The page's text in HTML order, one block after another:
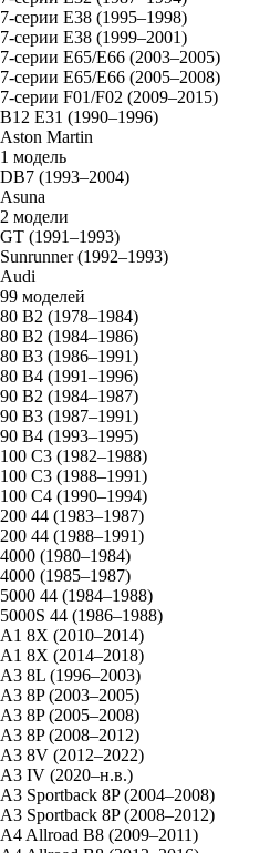
7-серии E38 (1995–1998)
7-серии E38 (1999–2001)
7-серии E65/E66 (2003–2005)
7-серии E65/E66 (2005–2008)
7-серии F01/F02 (2009–2015)
B12 E31 (1990–1996)
Aston Martin
1 модель
DB7 (1993–2004)
Asuna
2 модели
GT (1991–1993)
Sunrunner (1992–1993)
Audi
99 моделей
80 B2 (1978–1984)
80 B2 (1984–1986)
80 B3 (1986–1991)
80 B4 (1991–1996)
90 B2 (1984–1987)
90 B3 (1987–1991)
90 B4 (1993–1995)
100 C3 (1982–1988)
100 C3 (1988–1991)
100 C4 (1990–1994)
200 44 (1983–1987)
200 44 (1988–1991)
4000 (1980–1984)
4000 (1985–1987)
5000 44 (1984–1988)
5000S 44 (1986–1988)
A1 8X (2010–2014)
A1 8X (2014–2018)
A3 8L (1996–2003)
A3 8P (2003–2005)
A3 8P (2005–2008)
A3 8P (2008–2012)
A3 8V (2012–2022)
A3 IV (2020–н.в.)
A3 Sportback 8P (2004–2008)
A3 Sportback 8P (2008–2012)
A4 Allroad B8 (2009–2011)